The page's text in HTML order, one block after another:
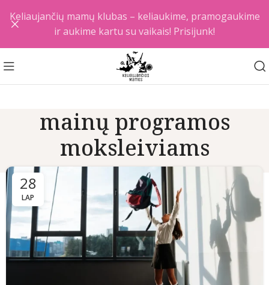
mainų programos
moksleiviams
28
LAP
Keliaujančių mamų klubas – keliaukime, pramogaukime
ir aukime kartu su vaikais! Prisijunk!